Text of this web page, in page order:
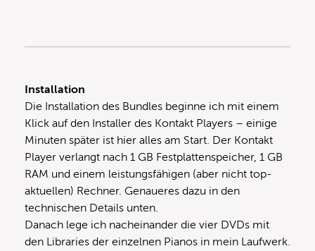
Installation
Die Installation des Bundles beginne ich mit einem
Klick auf den Installer des Kontakt Players – einige
Minuten später ist hier alles am Start. Der Kontakt
Player verlangt nach 1 GB Festplattenspeicher, 1 GB
RAM und einem leistungsfähigen (aber nicht top-
aktuellen) Rechner. Genaueres dazu in den
technischen Details unten.
Danach lege ich nacheinander die vier DVDs mit
den Libraries der einzelnen Pianos in mein Laufwerk.